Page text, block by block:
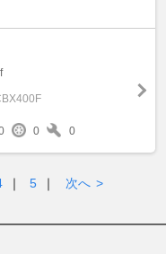
0 0
｜ 5 ｜ 次へ >